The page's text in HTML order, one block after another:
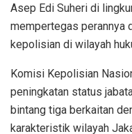
Asep Edi Suheri di
mempertegas perannya
kepolisian di wilayah
Komisi Kepolisian
peningkatan status
bintang tiga berkaitan
karakteristik wilayah